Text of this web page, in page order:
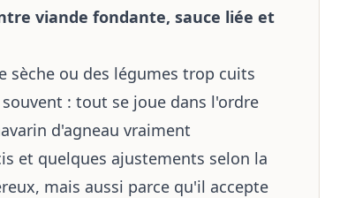
viande fondante, sauce liée et
sèche ou des légumes trop cuits
: tout se joue dans l'ordre
d'agneau vraiment
et quelques ajustements selon la
mais aussi parce qu'il accepte